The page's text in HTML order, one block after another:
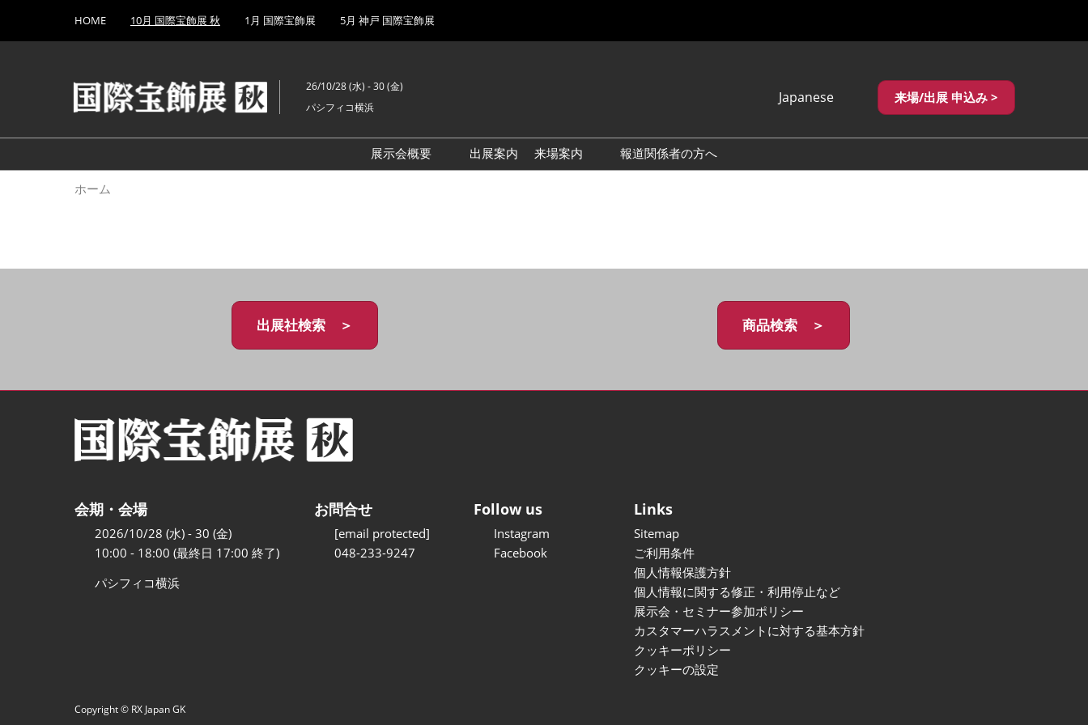
キ
し
て
to
HOME 10月 国際宝飾展 秋 1月 国際宝飾展 5月 神戸 国際宝飾展
26/10/28 (水) - 30 (金)
パシフィコ横浜
Japanese
繁體中文
来場/出展 申込み >
展示会概要
出展案内
来場案内
報道関係者の方へ
ホーム
出展社検索 ＞ 商品検索 ＞
会期・会場
2026/10/28 (水) - 30 (金)
10:00 - 18:00 (最終日 17:00 終了)
パシフィコ横浜
お問合せ
[email protected]
048-233-9247
Follow us
Instagram
Facebook
Links
Sitemap
ご利用条件
個人情報保護方針
個人情報に関する修正・利用停止など
展示会・セミナー参加ポリシー
カスタマーハラスメントに対する基本方針
クッキーポリシー
クッキーの設定
Copyright © RX Japan GK